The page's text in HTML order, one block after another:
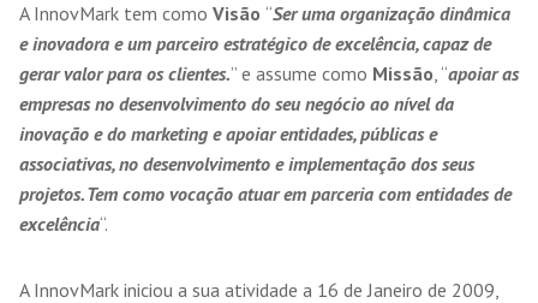
A InnovMark tem como Visão “Ser uma organização dinâmica
e inovadora e um parceiro estratégico de excelência, capaz de
gerar valor para os clientes.” e assume como Missão, “apoiar as
empresas no desenvolvimento do seu negócio ao nível da
inovação e do marketing e apoiar entidades, públicas e
associativas, no desenvolvimento e implementação dos seus
projetos. Tem como vocação atuar em parceria com entidades de
excelência“.
A InnovMark iniciou a sua atividade a 16 de Janeiro de 2009,